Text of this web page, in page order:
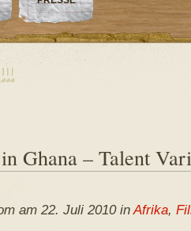
Ghana – Talent
am 22. Juli 2010 inAfrika,